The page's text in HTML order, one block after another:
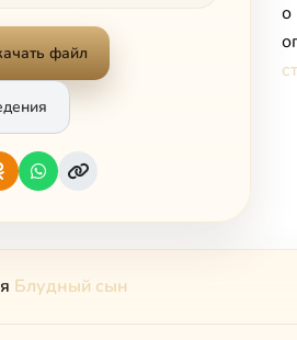
файл
о
Блудный сын